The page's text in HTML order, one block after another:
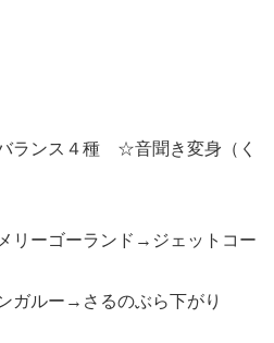
ンス４種 ☆音聞き変身（く
リーゴーランド→ジェットコー
ルー→さるのぶら下がり